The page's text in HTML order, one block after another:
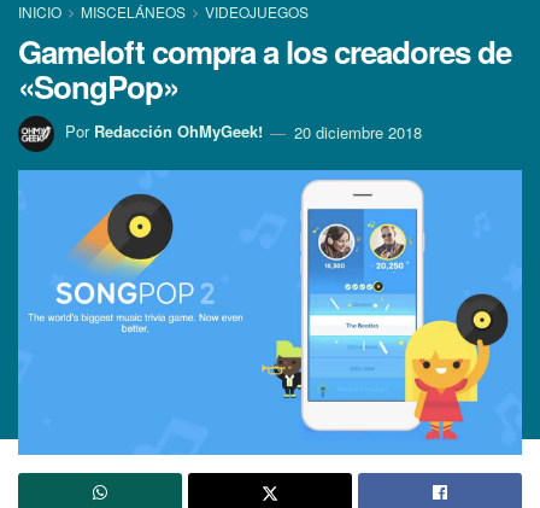
INICIO MISCELÁNEOS VIDEOJUEGOS
Gameloft compra a los creadores de
«SongPop»
Por Redacción OhMyGeek! 20 diciembre 2018